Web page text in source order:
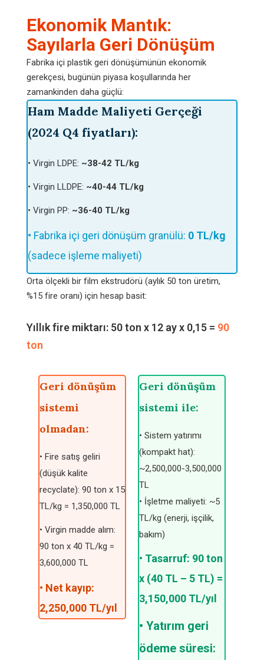
Ekonomik Mantık:
Sayılarla Geri Dönüşüm
Fabrika içi plastik geri dönüşümünün ekonomik
gerekçesi, bugünün piyasa koşullarında her
zamankinden daha güçlü:
Ham Madde Maliyeti Gerçeği
(2024 Q4 fiyatları):
• Virgin LDPE: ~38-42 TL/kg
• Virgin LLDPE: ~40-44 TL/kg
• Virgin PP: ~36-40 TL/kg
• Fabrika içi geri dönüşüm granülü: 0 TL/kg
(sadece işleme maliyeti)
Orta ölçekli bir film ekstrudörü (aylık 50 ton üretim,
%15 fire oranı) için hesap basit:
Yıllık fire miktarı: 50 ton x 12 ay x 0,15 = 90
ton
Geri dönüşüm
sistemi
olmadan:
• Fire satış geliri
(düşük kalite
recyclate): 90 ton x 15
TL/kg = 1,350,000 TL
• Virgin madde alım:
90 ton x 40 TL/kg =
3,600,000 TL
• Net kayıp:
2,250,000 TL/yıl
Geri dönüşüm
sistemi ile:
• Sistem yatırımı
(kompakt hat):
~2,500,000-3,500,000
TL
• İşletme maliyeti: ~5
TL/kg (enerji, işçilik,
bakım)
• Tasarruf: 90 ton
x (40 TL – 5 TL) =
3,150,000 TL/yıl
• Yatırım geri
ödeme süresi: